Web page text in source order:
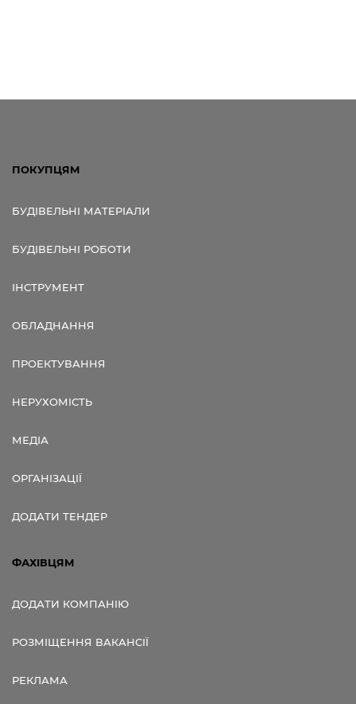
ПОКУПЦЯМ
БУДІВЕЛЬНІ МАТЕРІАЛИ
БУДІВЕЛЬНІ РОБОТИ
ІНСТРУМЕНТ
ОБЛАДНАННЯ
ПРОЕКТУВАННЯ
НЕРУХОМІСТЬ
МЕДІА
ОРГАНІЗАЦІЇ
ДОДАТИ ТЕНДЕР
ФАХІВЦЯМ
ДОДАТИ КОМПАНІЮ
РОЗМІЩЕННЯ ВАКАНСІЇ
РЕКЛАМА